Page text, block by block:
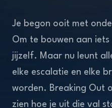
Je begon ooit met
Om te bouwen aan
jijzelf. Maar nu leunt
elke escalatie en elke
worden. Breaking Out
zien hoe je uit die val